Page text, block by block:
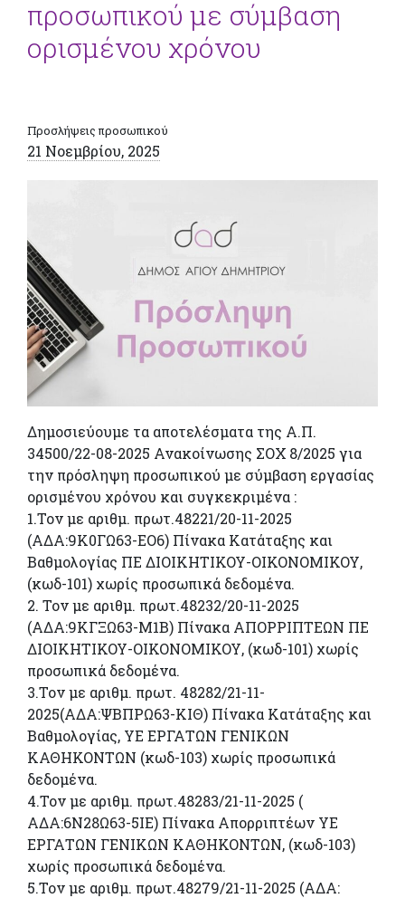
προσωπικού με σύμβαση
ορισμένου χρόνου
Προσλήψεις προσωπικού
21 Νοεμβρίου, 2025
Δημοσιεύουμε τα αποτελέσματα της Α.Π.
34500/22-08-2025 Ανακοίνωσης ΣΟΧ 8/2025 για
την πρόσληψη προσωπικού με σύμβαση εργασίας
ορισμένου χρόνου και συγκεκριμένα :
1.Τον με αριθμ. πρωτ.48221/20-11-2025
(ΑΔΑ:9Κ0ΓΩ63-ΕΟ6) Πίνακα Κατάταξης και
Βαθμολογίας ΠΕ ΔΙΟΙΚΗΤΙΚΟΥ-ΟΙΚΟΝΟΜΙΚΟΥ,
(κωδ-101) χωρίς προσωπικά δεδομένα.
2. Τον με αριθμ. πρωτ.48232/20-11-2025
(ΑΔΑ:9ΚΓΞΩ63-Μ1Β) Πίνακα ΑΠΟΡΡΙΠΤΕΩΝ ΠΕ
ΔΙΟΙΚΗΤΙΚΟΥ-ΟΙΚΟΝΟΜΙΚΟΥ, (κωδ-101) χωρίς
προσωπικά δεδομένα.
3.Τον με αριθμ. πρωτ. 48282/21-11-
2025(ΑΔΑ:ΨΒΠΡΩ63-ΚΙΘ) Πίνακα Κατάταξης και
Βαθμολογίας, ΥΕ ΕΡΓΑΤΩΝ ΓΕΝΙΚΩΝ
ΚΑΘΗΚΟΝΤΩΝ (κωδ-103) χωρίς προσωπικά
δεδομένα.
4.Τον με αριθμ. πρωτ.48283/21-11-2025 (
ΑΔΑ:6Ν28Ω63-5ΙΕ) Πίνακα Απορριπτέων ΥΕ
ΕΡΓΑΤΩΝ ΓΕΝΙΚΩΝ ΚΑΘΗΚΟΝΤΩΝ, (κωδ-103)
χωρίς προσωπικά δεδομένα.
5.Τον με αριθμ. πρωτ.48279/21-11-2025 (ΑΔΑ: